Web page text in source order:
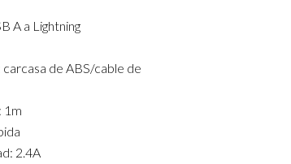
A a Lightning
carcasa de ABS/cable de
1m
2.4A